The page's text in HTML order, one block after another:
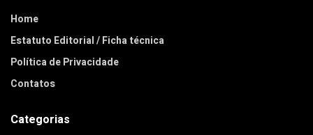
Home
Estatuto Editorial / Ficha técnica
Política de Privacidade
Contatos
Categorias